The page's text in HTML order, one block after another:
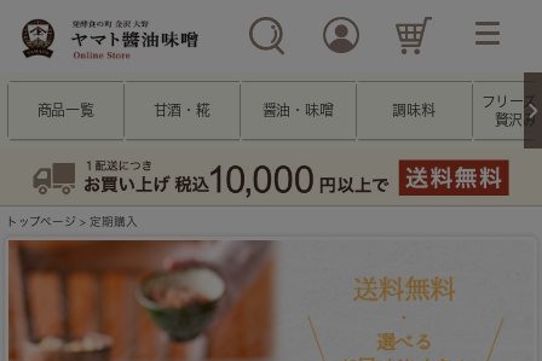
商品一覧 甘酒・糀 醤油・味噌 調味料
フリーズ
贅沢み
トップページ > 定期購入